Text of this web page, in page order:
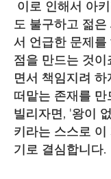
이로 인해서 아
도 불구하고 젊은
서 언급한 문제를
점을 만드는 것이
면서 책임지려
떠맡는 존재를 만
빌리자면, '왕이
키라는 스스로
기로 결심합니다.